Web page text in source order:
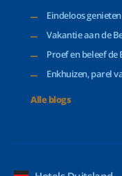
Eindeloos
Vakantie aan de
Proef en beleef de
Enkhuizen, parel
Alle blogs